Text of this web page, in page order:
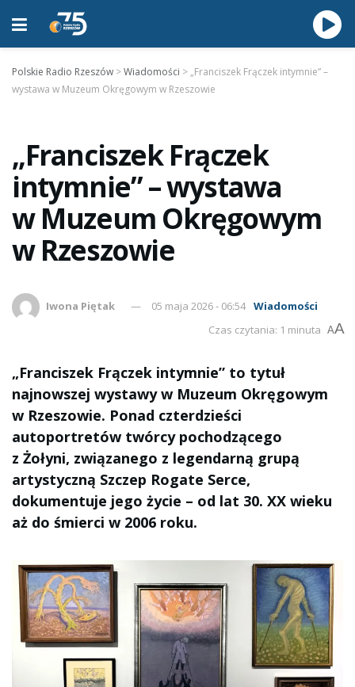
Polskie Radio Rzeszów >Wiadomości > „Franciszek Frączek intymnie” –
wystawa w Muzeum Okręgowym w Rzeszowie
„Franciszek Frączek
intymnie” – wystawa
w Muzeum Okręgowym
w Rzeszowie
Iwona Piętak 05 maja 2026 - 06:54 Wiadomości
Czas czytania: 1 minuta AA
„Franciszek Frączek intymnie” to tytuł
najnowszej wystawy w Muzeum Okręgowym
w Rzeszowie. Ponad czterdzieści
autoportretów twórcy pochodzącego
z Żołyni, związanego z legendarną grupą
artystyczną Szczep Rogate Serce,
dokumentuje jego życie – od lat 30. XX wieku
aż do śmierci w 2006 roku.